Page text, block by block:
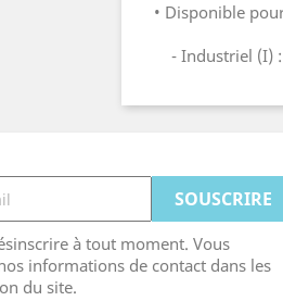
• Disponible
- Industriel (I) :
à tout moment. Vous
informations de contact dans les
du site.